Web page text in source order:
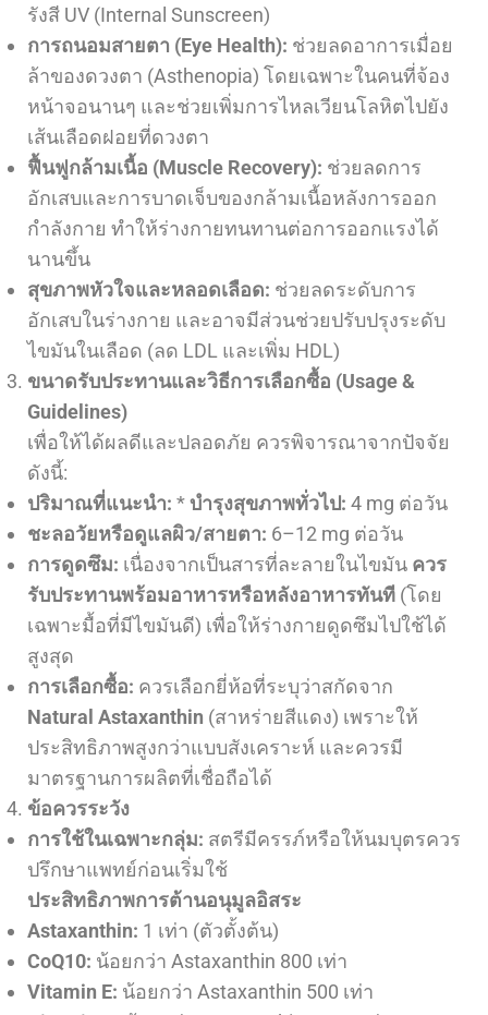
รังสี UV (Internal Sunscreen)
การถนอมสายตา (Eye Health): ช่วยลดอาการเมื่อย
ล้าของดวงตา (Asthenopia) โดยเฉพาะในคนที่จ้อง
หน้าจอนานๆ และช่วยเพิ่มการไหลเวียนโลหิตไปยัง
เส้นเลือดฝอยที่ดวงตา
ฟื้นฟูกล้ามเนื้อ (Muscle Recovery): ช่วยลดการ
อักเสบและการบาดเจ็บของกล้ามเนื้อหลังการออก
กำลังกาย ทำให้ร่างกายทนทานต่อการออกแรงได้
นานขึ้น
สุขภาพหัวใจและหลอดเลือด: ช่วยลดระดับการ
อักเสบในร่างกาย และอาจมีส่วนช่วยปรับปรุงระดับ
ไขมันในเลือด (ลด LDL และเพิ่ม HDL)
ขนาดรับประทานและวิธีการเลือกซื้อ (Usage &
Guidelines)
เพื่อให้ได้ผลดีและปลอดภัย ควรพิจารณาจากปัจจัย
ดังนี้:
ปริมาณที่แนะนำ: *บำรุงสุขภาพทั่วไป: 4 mg ต่อวัน
ชะลอวัยหรือดูแลผิว/สายตา: 6–12 mg ต่อวัน
การดูดซึม: เนื่องจากเป็นสารที่ละลายในไขมัน ควร
รับประทานพร้อมอาหารหรือหลังอาหารทันที (โดย
เฉพาะมื้อที่มีไขมันดี) เพื่อให้ร่างกายดูดซึมไปใช้ได้
สูงสุด
การเลือกซื้อ: ควรเลือกยี่ห้อที่ระบุว่าสกัดจาก
Natural Astaxanthin (สาหร่ายสีแดง) เพราะให้
ประสิทธิภาพสูงกว่าแบบสังเคราะห์ และควรมี
มาตรฐานการผลิตที่เชื่อถือได้
ข้อควรระวัง
การใช้ในเฉพาะกลุ่ม: สตรีมีครรภ์หรือให้นมบุตรควร
ปรึกษาแพทย์ก่อนเริ่มใช้
ประสิทธิภาพการต้านอนุมูลอิสระ
Astaxanthin: 1 เท่า (ตัวตั้งต้น)
CoQ10: น้อยกว่า Astaxanthin 800 เท่า
Vitamin E: น้อยกว่า Astaxanthin 500 เท่า